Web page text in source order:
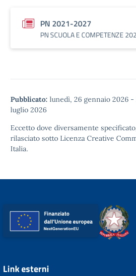
PN 2021-2027
PN SCUOLA E COMPETENZE
Pubblicato: lunedì, 26 gennaio 2026 -
luglio 2026
Eccetto dove diversamente
rilasciato sotto Licenza Creative
Italia.
Link esterni